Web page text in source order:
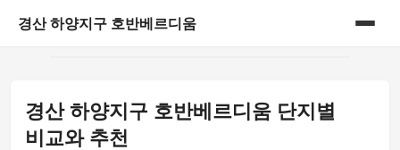
경산 하양지구 호반베르디움
게시판
경산 하양지구 호반베르디움 단지별
비교와 추천